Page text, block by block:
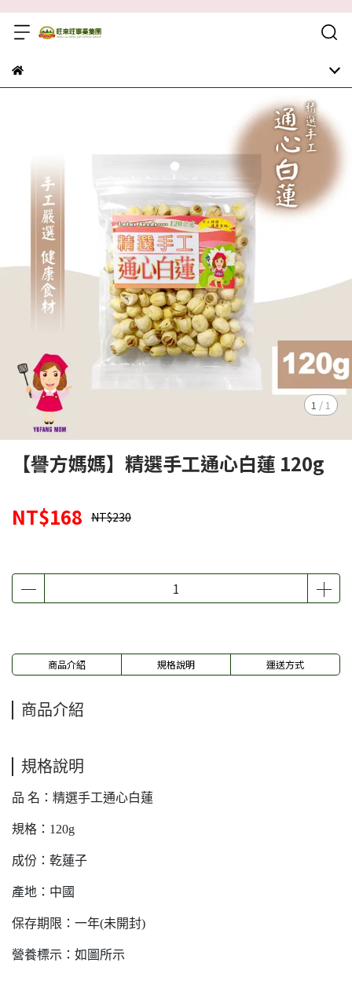
1 / 1
【譽方媽媽】精選手工通心白蓮 120g
NT$168 NT$230
商品介紹 規格說明 運送方式
商品介紹
規格說明
品 名：精選手工通心白蓮
規格：120g
成份：乾蓮子
產地：中國
保存期限：一年(未開封)
營養標示：如圖所示